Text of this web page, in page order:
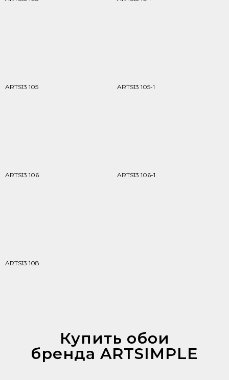
ARTS13 105 ARTS13 105-1
ARTS13 106 ARTS13 106-1
ARTS13 108
Купить обои
бренда ARTSIMPLE